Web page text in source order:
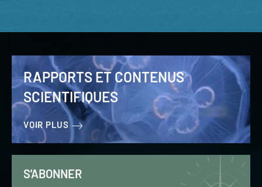
RAPPORTS ET CONTENUS
SCIENTIFIQUES
VOIR PLUS
S'ABONNER